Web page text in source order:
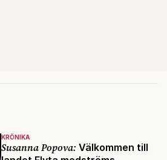
KRÖNIKA
Susanna Popova: Välkommen till